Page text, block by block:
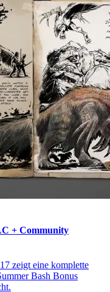
+ Community
zeigt eine komplette
Bash Bonus